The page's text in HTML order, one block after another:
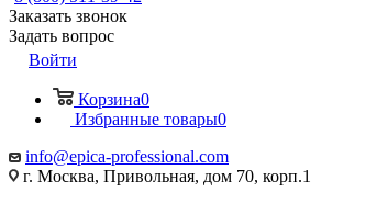
Заказать звонок
Задать вопрос
Войти
Корзина0
Избранные товары0
info@epica-professional.com
г. Москва, Привольная, дом 70, корп.1